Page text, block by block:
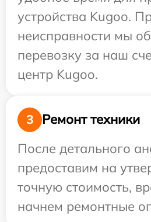
устройства Kugoo.
неисправности мы
перевозку за наш
центр Kugoo.
3
Ремонт техники
После детального
предоставим на
точную стоимость,
начнем ремонтные